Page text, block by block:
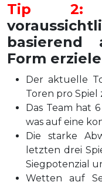
Tip 2:
Form
Der aktuelle
Toren pro Spiel
Das Team hat
was auf eine
Die starke
letzten drei
Siegpotenzial
Wetten auf